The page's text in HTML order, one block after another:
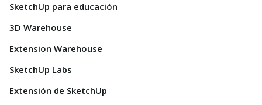
SketchUp para educación
3D Warehouse
Extension Warehouse
SketchUp Labs
Extensión de SketchUp